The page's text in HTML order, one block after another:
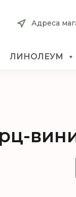
Адреса
ЛИНОЛЕУМ